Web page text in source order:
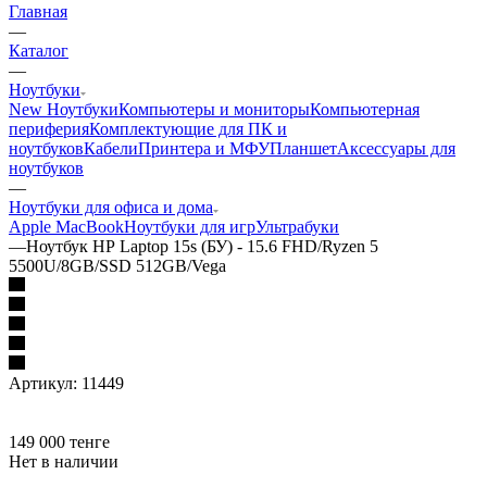
Главная
—
Каталог
—
Ноутбуки
New НоутбукиКомпьютеры и мониторыКомпьютерная
периферияКомплектующие для ПК и
ноутбуковКабелиПринтера и МФУПланшетАксессуары для
ноутбуков
—
Ноутбуки для офиса и дома
Apple MacBookНоутбуки для игрУльтрабуки
—Ноутбук НР Laptop 15s (БУ) - 15.6 FHD/Ryzen 5
5500U/8GB/SSD 512GB/Vega
Артикул: 11449
149 000 тенге
Нет в наличии